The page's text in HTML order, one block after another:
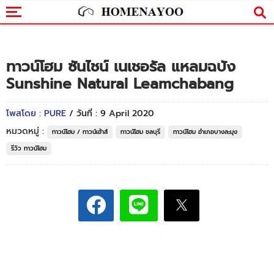
ทาวน์โฮม ซันไชน์ เนเชอรัล แหลมฉบัง
Sunshine Natural Leamchabang
โพสโดย : PURE / วันที่ : 9 April 2020
หมวดหมู่ :
ทาวน์โฮม / ทาวน์เฮ้าส์ ทาวน์โฮม ชลบุรี
ทาวน์โฮม อำเภอบางละมุง
รีวิว ทาวน์โฮม